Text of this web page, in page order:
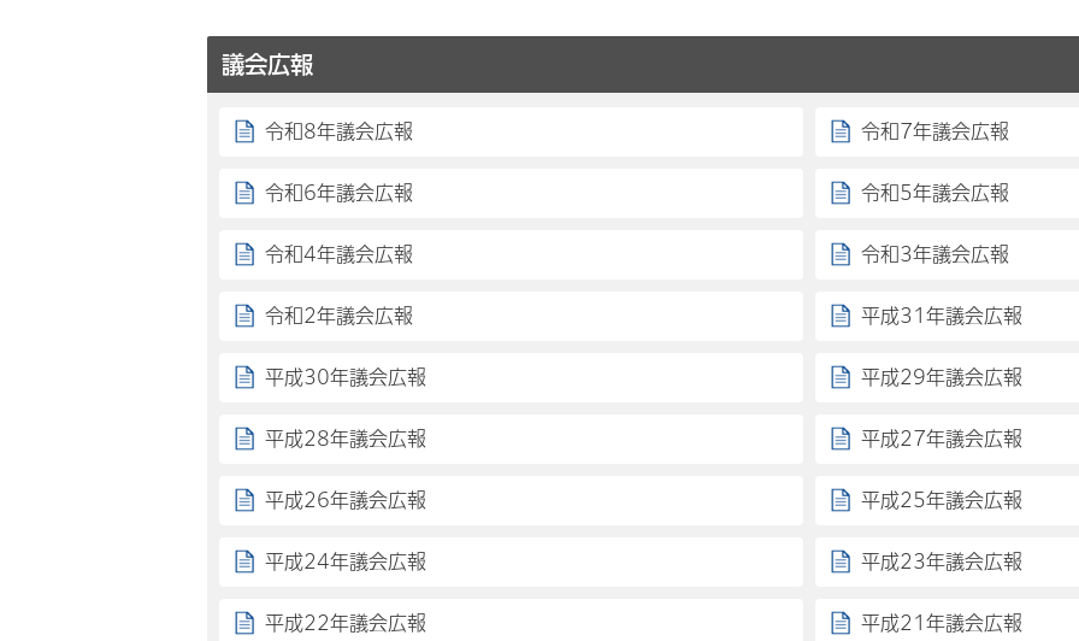
議会広報
令和8年議会広報 令和7年議会広報
令和6年議会広報 令和5年議会広報
令和4年議会広報 令和3年議会広報
令和2年議会広報 平成31年議会広報
平成30年議会広報 平成29年議会広報
平成28年議会広報 平成27年議会広報
平成26年議会広報 平成25年議会広報
平成24年議会広報 平成23年議会広報
平成22年議会広報 平成21年議会広報